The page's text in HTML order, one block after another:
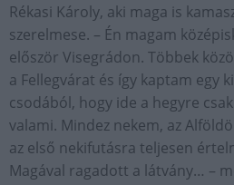
Rékasi Károly, aki maga is
szerelmese. – Én magam
először Visegrádon. Többek
a Fellegvárat és így kaptam egy
csodából, hogy ide a hegyre
valami. Mindez nekem, az
az első nekifutásra teljesen
Magával ragadott a látvány… –